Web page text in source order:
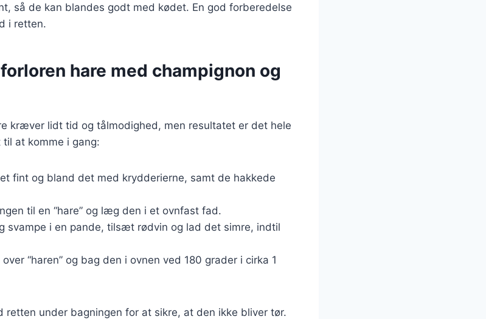
så de kan blandes godt med kødet. En god forberedelse
i retten.
hare med champignon og
kræver lidt tid og tålmodighed, men resultatet er det hele
at komme i gang:
fint og bland det med krydderierne, samt de hakkede
til en “hare” og læg den i et ovnfast fad.
svampe i en pande, tilsæt rødvin og lad det simre, indtil
“haren” og bag den i ovnen ved 180 grader i cirka 1
retten under bagningen for at sikre, at den ikke bliver tør.